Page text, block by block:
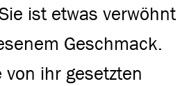
ist etwas verwöhnt
Geschmack.
von ihr gesetzten